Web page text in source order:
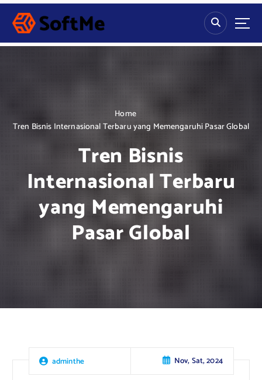
S
p
Home
Tren Bisnis Internasional Terbaru yang Memengaruhi Pasar Global
Tren Bisnis
Internasional Terbaru
yang Memengaruhi
Pasar Global
adminthe Nov, Sat, 2024